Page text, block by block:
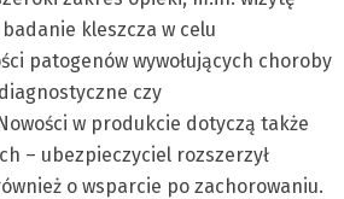
kleszcza w celu
patogenów wywołujących choroby
czy
w produkcie dotyczą także
– ubezpieczyciel rozszerzył
o wsparcie po zachorowaniu.